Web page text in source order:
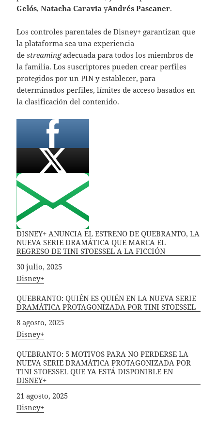
Gelós,Natacha CaraviayAndrés Pascaner.
Los controles parentales de Disney+ garantizan que
la plataforma sea una experiencia
destreamingadecuada para todos los miembros de
la familia. Los suscriptores pueden crear perfiles
protegidos por un PIN y establecer, para
determinados perfiles, límites de acceso basados en
la clasificación del contenido.
DISNEY+ ANUNCIA EL ESTRENO DE QUEBRANTO, LA
NUEVA SERIE DRAMÁTICA QUE MARCA EL
REGRESO DE TINI STOESSEL A LA FICCIÓN
Fecha
30 julio, 2025
In relation to
Disney+
QUEBRANTO: QUIÉN ES QUIÉN EN LA NUEVA SERIE
DRAMÁTICA PROTAGONIZADA POR TINI STOESSEL
Fecha
8 agosto, 2025
In relation to
Disney+
QUEBRANTO: 5 MOTIVOS PARA NO PERDERSE LA
NUEVA SERIE DRAMÁTICA PROTAGONIZADA POR
TINI STOESSEL QUE YA ESTÁ DISPONIBLE EN
DISNEY+
Fecha
21 agosto, 2025
In relation to
Disney+